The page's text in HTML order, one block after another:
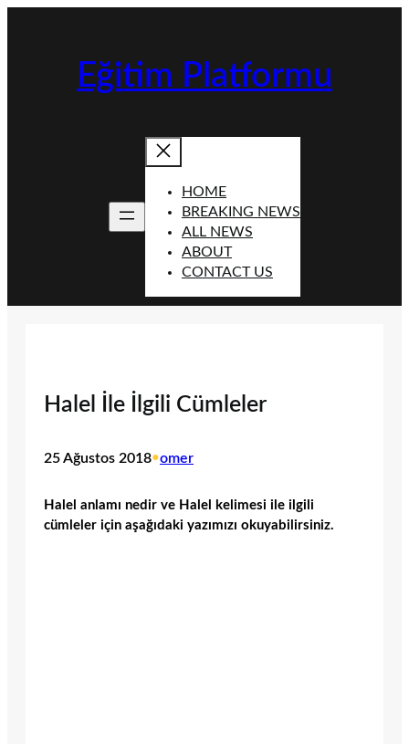
Eğitim Platformu
HOME
BREAKING NEWS
ALL NEWS
ABOUT
CONTACT US
Halel İle İlgili Cümleler
25 Ağustos 2018•omer
Halel anlamı nedir ve Halel kelimesi ile ilgili
cümleler için aşağıdaki yazımızı okuyabilirsiniz.